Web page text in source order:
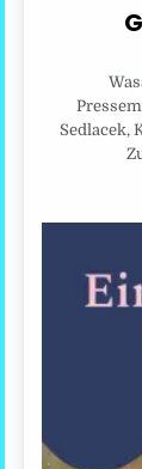
Sedlacek,